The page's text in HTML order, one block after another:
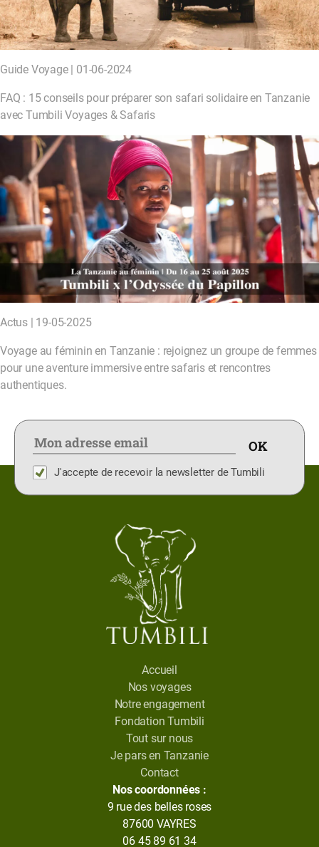
Guide Voyage | 01-06-2024
FAQ : 15 conseils pour préparer son safari solidaire en Tanzanie
avec Tumbili Voyages & Safaris
Actus | 19-05-2025
Voyage au féminin en Tanzanie : rejoignez un groupe de femmes
pour une aventure immersive entre safaris et rencontres
authentiques.
J'accepte de recevoir la newsletter de Tumbili
Accueil
Nos voyages
Notre engagement
Fondation Tumbili
Tout sur nous
Je pars en Tanzanie
Contact
Nos coordonnées :
9 rue des belles roses
87600 VAYRES
06 45 89 61 34